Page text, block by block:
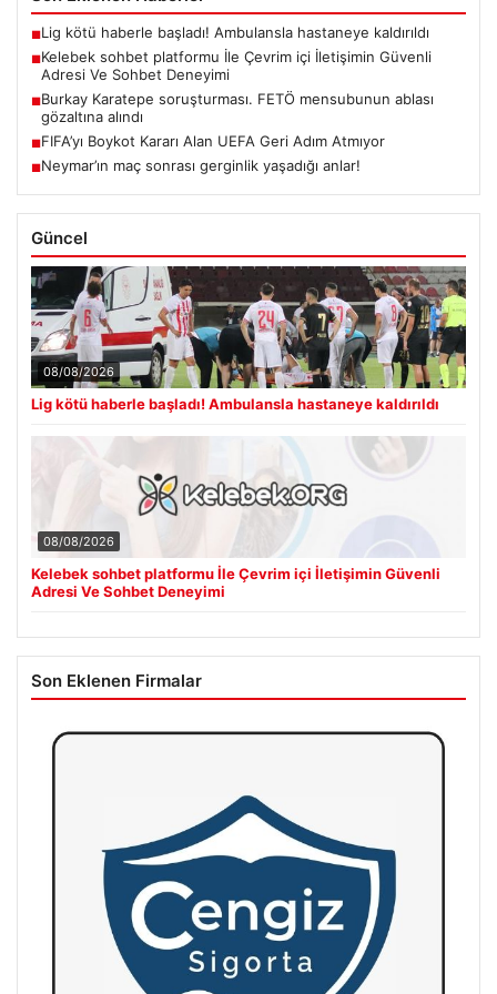
■Lig kötü haberle başladı! Ambulansla hastaneye kaldırıldı
■Kelebek sohbet platformu İle Çevrim içi İletişimin Güvenli
Adresi Ve Sohbet Deneyimi
■Burkay Karatepe soruşturması. FETÖ mensubunun ablası
gözaltına alındı
■FIFA’yı Boykot Kararı Alan UEFA Geri Adım Atmıyor
■Neymar’ın maç sonrası gerginlik yaşadığı anlar!
Güncel
08/08/2026
Lig kötü haberle başladı! Ambulansla hastaneye kaldırıldı
08/08/2026
Kelebek sohbet platformu İle Çevrim içi İletişimin Güvenli
Adresi Ve Sohbet Deneyimi
Son Eklenen Firmalar